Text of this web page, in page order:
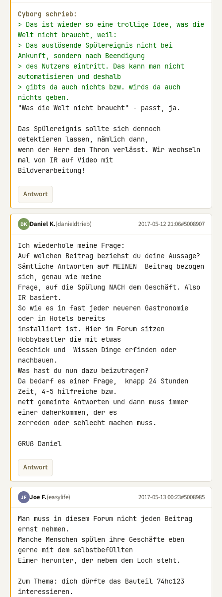
Cyborg schrieb:
> Das ist wieder so eine trollige Idee, was die
Welt nicht braucht, weil:
> Das auslösende Spülereignis nicht bei
Ankunft, sondern nach Beendigung
> des Nutzers eintritt. Das kann man nicht
automatisieren und deshalb
> gibts da auch nichts bzw. wirds da auch
nichts geben.
"Was die Welt nicht braucht" - passt, ja.
Das Spülereignis sollte sich dennoch
detektieren lassen, nämlich dann,
wenn der Herr den Thron verlässt. Wir wechseln
mal von IR auf Video mit
Bildverarbeitung!
Antwort
DK Daniel K.(danieldtrieb) 2017-05-12 21:06#5008907
Ich wiederhole meine Frage:
Auf welchen Beitrag beziehst du deine Aussage?
Sämtliche Antworten auf MEINEN  Beitrag bezogen
sich, genau wie meine
Frage, auf die Spülung NACH dem Geschäft. Also
IR basiert.
So wie es in fast jeder neueren Gastronomie
oder in Hotels bereits
installiert ist. Hier im Forum sitzen
Hobbybastler die mit etwas
Geschick und  Wissen Dinge erfinden oder
nachbauen.
Was hast du nun dazu beizutragen?
Da bedarf es einer Frage,  knapp 24 Stunden
Zeit, 4-5 hilfreiche bzw.
nett gemeinte Antworten und dann muss immer
einer daherkommen, der es
zerreden oder schlecht machen muss.
GRUß Daniel
Antwort
JF Joe F.(easylife) 2017-05-13 00:23#5008985
Man muss in diesem Forum nicht jeden Beitrag
ernst nehmen.
Manche Menschen spülen ihre Geschäfte eben
gerne mit dem selbstbefüllten
Eimer herunter, der nebem dem Loch steht.
Zum Thema: dich dürfte das Bauteil 74hc123
interessieren.